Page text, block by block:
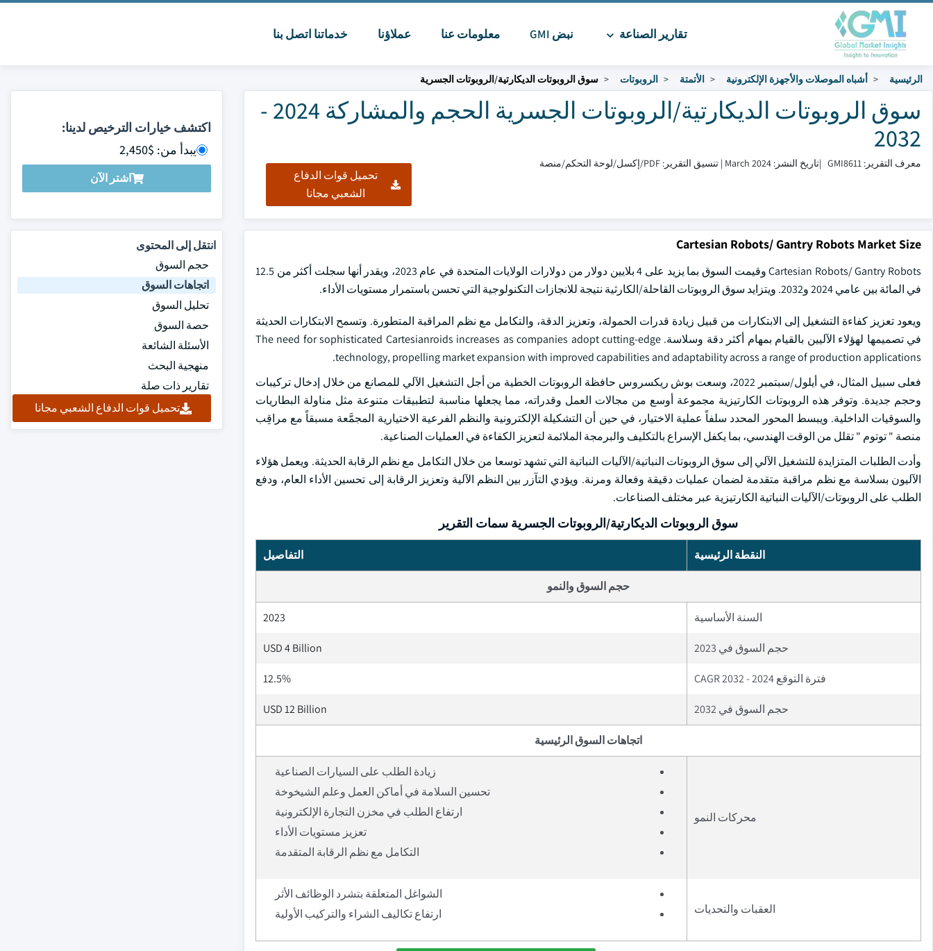
تقارير الصناعة نبض GMI معلومات عنا عملاؤنا خدماتنا اتصل بنا
الرئيسية أشباه الموصلات والأجهزة الإلكترونية الأتمتة الروبوتات سوق الروبوتات الديكارتية/الروبوتات الجسرية
سوق الروبوتات الديكارتية/الروبوتات الجسرية الحجم والمشاركة 2024 -
2032
معرف التقرير: GMI8611 |تاريخ النشر: March 2024 | تنسيق التقرير: PDF/إكسل/لوحة التحكم/منصة
تحميل قوات الدفاع
الشعبي مجانا
اكتشف خيارات الترخيص لدينا:
يبدأ من: $2,450
اشتر الآن
Cartesian Robots/ Gantry Robots Market Size
Cartesian Robots/ Gantry Robots وقيمت السوق بما يزيد على 4 بلايين دولار من دولارات الولايات المتحدة في عام 2023، ويقدر أنها سجلت أكثر من 12.5
في المائة بين عامي 2024 و2032. ويتزايد سوق الروبوتات القاحلة/الكارثية نتيجة للانجازات التكنولوجية التي تحسن باستمرار مستويات الأداء.
ويعود تعزيز كفاءة التشغيل إلى الابتكارات من قبيل زيادة قدرات الحمولة، وتعزيز الدقة، والتكامل مع نظم المراقبة المتطورة. وتسمح الابتكارات الحديثة
في تصميمها لهؤلاء الآليين بالقيام بمهام أكثر دقة وسلاسة. The need for sophisticated Cartesianroids increases as companies adopt cutting-edge
technology, propelling market expansion with improved capabilities and adaptability across a range of production applications.
فعلى سبيل المثال، في أيلول/سبتمبر 2022، وسعت بوش ريكسروس حافظة الروبوتات الخطية من أجل التشغيل الآلي للمصانع من خلال إدخال تركيبات
وحجم جديدة. وتوفر هذه الروبوتات الكارتيزية مجموعة أوسع من مجالات العمل وقدراته، مما يجعلها مناسبة لتطبيقات متنوعة مثل مناولة البطاريات
والسوقيات الداخلية. ويبسط المحور المحدد سلفاً عملية الاختيار، في حين أن التشكيلة الإلكترونية والنظم الفرعية الاختيارية المجمَّعة مسبقاً مع مراقِب
منصة " توتوم " تقلل من الوقت الهندسي، بما يكفل الإسراع بالتكليف والبرمجة الملائمة لتعزيز الكفاءة في العمليات الصناعية.
وأدت الطلبات المتزايدة للتشغيل الآلي إلى سوق الروبوتات النباتية/الآليات النباتية التي تشهد توسعا من خلال التكامل مع نظم الرقابة الحديثة. ويعمل هؤلاء
الآليون بسلاسة مع نظم مراقبة متقدمة لضمان عمليات دقيقة وفعالة ومرنة. ويؤدي التآزر بين النظم الآلية وتعزيز الرقابة إلى تحسين الأداء العام، ودفع
الطلب على الروبوتات/الآليات النباتية الكارتيزية عبر مختلف الصناعات.
سوق الروبوتات الديكارتية/الروبوتات الجسرية سمات التقرير
النقطة الرئيسية التفاصيل
حجم السوق والنمو
السنة الأساسية 2023
حجم السوق في 2023 USD 4 Billion
فترة التوقع 2024 - 2032 CAGR 12.5%
حجم السوق في 2032 USD 12 Billion
اتجاهات السوق الرئيسية
محركات النمو
زيادة الطلب على السيارات الصناعية
تحسين السلامة في أماكن العمل وعلم الشيخوخة
ارتفاع الطلب في مخزن التجارة الإلكترونية
تعزيز مستويات الأداء
التكامل مع نظم الرقابة المتقدمة
العقبات والتحديات
الشواغل المتعلقة بتشرد الوظائف الأثر
ارتفاع تكاليف الشراء والتركيب الأولية
انتقل إلى المحتوى
حجم السوق
اتجاهات السوق
تحليل السوق
حصة السوق
الأسئلة الشائعة
منهجية البحث
تقارير ذات صلة
تحميل قوات الدفاع الشعبي مجانا